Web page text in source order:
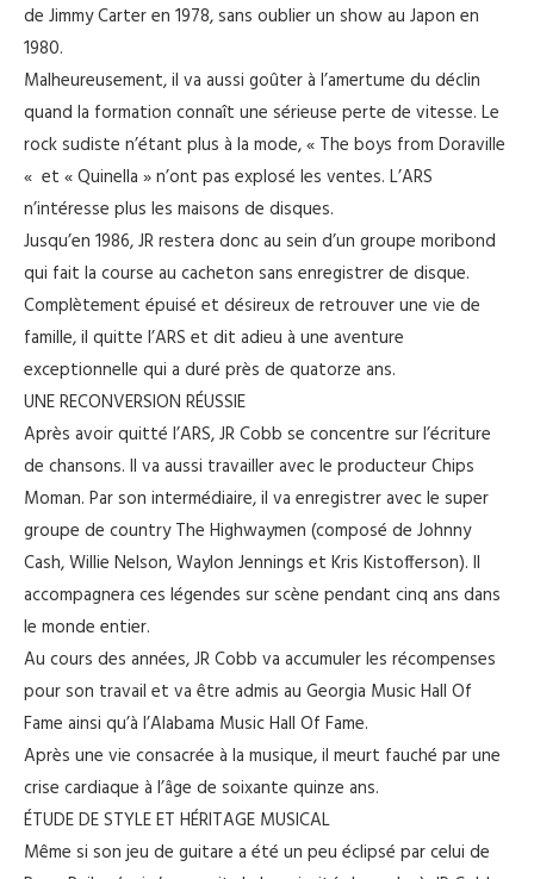
de Jimmy Carter en 1978, sans oublier un show au Japon en
1980.
Malheureusement, il va aussi goûter à l’amertume du déclin
quand la formation connaît une sérieuse perte de vitesse. Le
rock sudiste n’étant plus à la mode, « The boys from Doraville
« et « Quinella » n’ont pas explosé les ventes. L’ARS
n’intéresse plus les maisons de disques.
Jusqu’en 1986, JR restera donc au sein d’un groupe moribond
qui fait la course au cacheton sans enregistrer de disque.
Complètement épuisé et désireux de retrouver une vie de
famille, il quitte l’ARS et dit adieu à une aventure
exceptionnelle qui a duré près de quatorze ans.
UNE RECONVERSION RÉUSSIE
Après avoir quitté l’ARS, JR Cobb se concentre sur l’écriture
de chansons. Il va aussi travailler avec le producteur Chips
Moman. Par son intermédiaire, il va enregistrer avec le super
groupe de country The Highwaymen (composé de Johnny
Cash, Willie Nelson, Waylon Jennings et Kris Kistofferson). Il
accompagnera ces légendes sur scène pendant cinq ans dans
le monde entier.
Au cours des années, JR Cobb va accumuler les récompenses
pour son travail et va être admis au Georgia Music Hall Of
Fame ainsi qu’à l’Alabama Music Hall Of Fame.
Après une vie consacrée à la musique, il meurt fauché par une
crise cardiaque à l’âge de soixante quinze ans.
ÉTUDE DE STYLE ET HÉRITAGE MUSICAL
Même si son jeu de guitare a été un peu éclipsé par celui de